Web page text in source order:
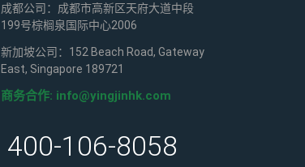
成都公司：成都市高新区天府大道中段
199号棕榈泉国际中心2006
新加坡公司：152 Beach Road, Gateway
East, Singapore 189721
商务合作: info@yingjinhk.com
400-106-8058